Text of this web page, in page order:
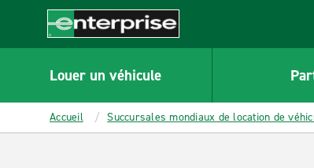
CONTENT
Enterprise
Louer un véhicule
Accueil Succursales mondiaux de location de